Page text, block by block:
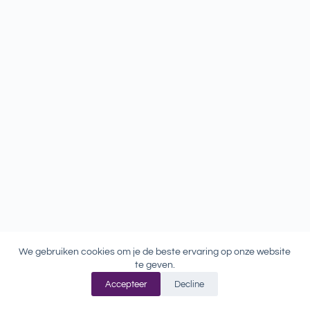
We gebruiken cookies om je de beste ervaring op onze website
te geven.
Accepteer
Decline
Copyright © 2026 - WordPress thema door